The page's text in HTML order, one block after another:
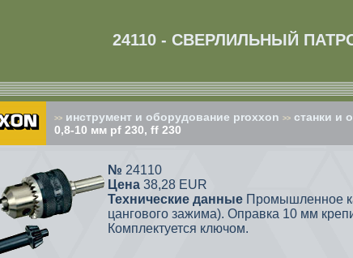
24110 - СВЕРЛИЛЬНЫЙ
>> инструмент и оборудование proxxon >> cтанки и
0,8-10 мм pf 230, ff 230
№ 24110
Цена 38,28 EUR
Технические данные Промышленное
цангового зажима). Оправка 10 мм
Комплектуется ключом.